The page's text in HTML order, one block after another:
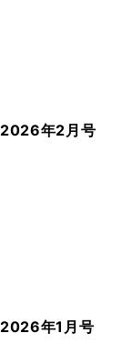
2026年2月号
年1月号